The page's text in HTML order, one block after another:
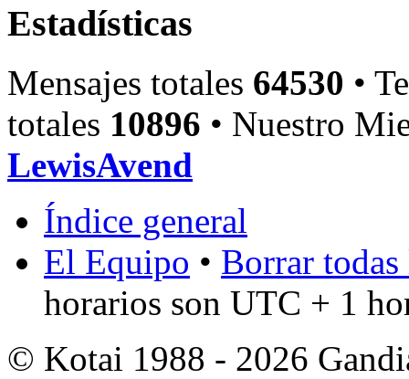
Estadísticas
Mensajes totales 64530 •
totales 10896 • Nuestro
LewisAvend
Índice general
El Equipo • Borrar
horarios son UTC + 1
© Kotai 1988 - 2026